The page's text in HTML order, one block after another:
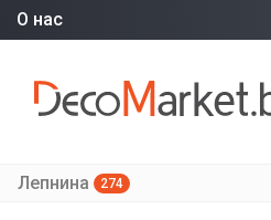
О нас
Лепнина 274